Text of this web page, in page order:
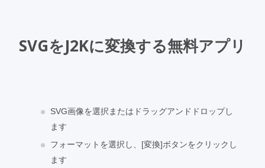
SVGをJ2Kに変換する無料アプリ
SVG画像を選択またはドラッグアンドドロップし
ます
フォーマットを選択し、[変換]ボタンをクリックし
ます